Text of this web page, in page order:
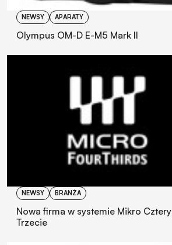
NEWSY APARATY
Olympus OM-D E-M5 Mark II
NEWSY BRANŻA
Nowa firma w systemie Mikro Cztery
Trzecie